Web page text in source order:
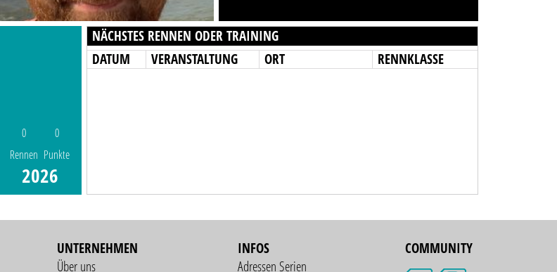
0
Rennen
0
Punkte
2026
NÄCHSTES RENNEN ODER TRAINING
DATUM
VERANSTALTUNG ORT RENNKLASSE
UNTERNEHMEN
Über uns
INFOS
Adressen Serien
COMMUNITY